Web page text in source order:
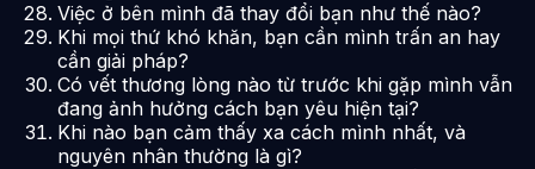
Việc ở bên mình đã thay đổi bạn như thế nào?
Khi mọi thứ khó khăn, bạn cần mình trấn an hay
cần giải pháp?
Có vết thương lòng nào từ trước khi gặp mình vẫn
đang ảnh hưởng cách bạn yêu hiện tại?
Khi nào bạn cảm thấy xa cách mình nhất, và
nguyên nhân thường là gì?